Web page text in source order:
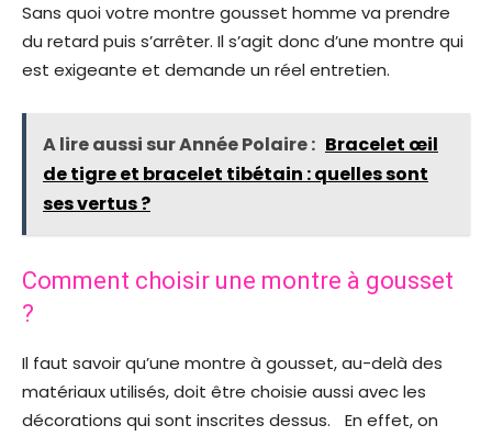
Sans quoi votre montre gousset homme va prendre
du retard puis s’arrêter. Il s’agit donc d’une montre qui
est exigeante et demande un réel entretien.
A lire aussi sur Année Polaire : Bracelet œil
de tigre et bracelet tibétain : quelles sont
ses vertus ?
Comment choisir une montre à gousset
?
Il faut savoir qu’une montre à gousset, au-delà des
matériaux utilisés, doit être choisie aussi avec les
décorations qui sont inscrites dessus. En effet, on